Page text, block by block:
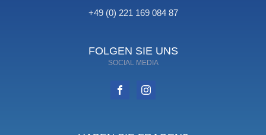
+49 (0) 221 169 084 87
FOLGEN SIE UNS
SOCIAL MEDIA